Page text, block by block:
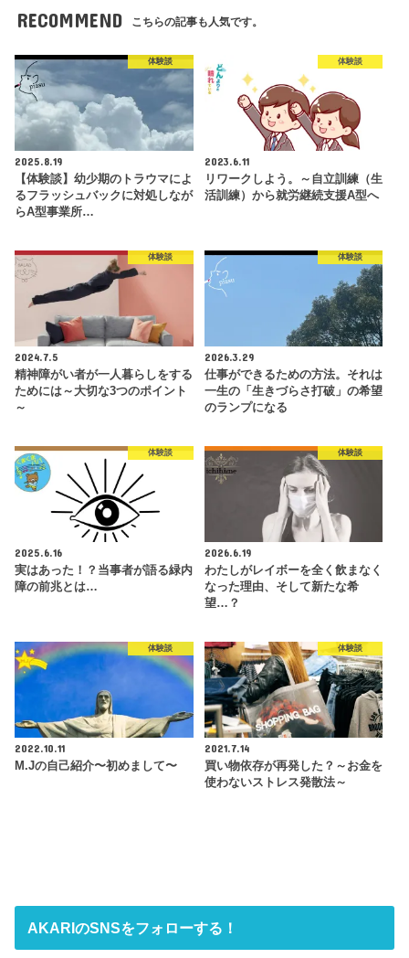
RECOMMEND こちらの記事も人気です。
体験談
2025.8.19
【体験談】幼少期のトラウマによ
るフラッシュバックに対処しなが
らA型事業所…
体験談
2023.6.11
リワークしよう。～自立訓練（生
活訓練）から就労継続支援A型へ
体験談
2024.7.5
精神障がい者が一人暮らしをする
ためには～大切な3つのポイント
～
体験談
2026.3.29
仕事ができるための方法。それは
一生の「生きづらさ打破」の希望
のランプになる
体験談
2025.6.16
実はあった！？当事者が語る緑内
障の前兆とは…
体験談
2026.6.19
わたしがレイボーを全く飲まなく
なった理由、そして新たな希
望…？
体験談
2022.10.11
M.Jの自己紹介〜初めまして〜
体験談
2021.7.14
買い物依存が再発した？～お金を
使わないストレス発散法～
AKARIのSNSをフォローする！